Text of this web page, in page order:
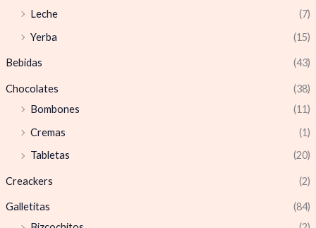
Leche
(7)
Yerba
(15)
Bebidas (43)
Chocolates
(38)
Bombones
(11)
Cremas
(1)
Tabletas
(20)
Creackers (2)
Galletitas
(84)